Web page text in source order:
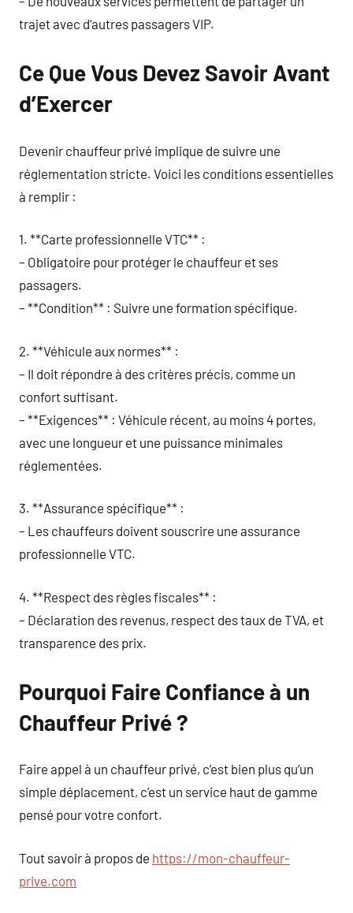
trajet avec d’autres passagers VIP.
Ce Que Vous Devez Savoir Avant
d’Exercer
Devenir chauffeur privé implique de suivre une
réglementation stricte. Voici les conditions essentielles
à remplir :
1. **Carte professionnelle VTC** :
– Obligatoire pour protéger le chauffeur et ses
passagers.
– **Condition** : Suivre une formation spécifique.
2. **Véhicule aux normes** :
– Il doit répondre à des critères précis, comme un
confort suffisant.
– **Exigences** : Véhicule récent, au moins 4 portes,
avec une longueur et une puissance minimales
réglementées.
3. **Assurance spécifique** :
– Les chauffeurs doivent souscrire une assurance
professionnelle VTC.
4. **Respect des règles fiscales** :
– Déclaration des revenus, respect des taux de TVA, et
transparence des prix.
Pourquoi Faire Confiance à un
Chauffeur Privé ?
Faire appel à un chauffeur privé, c’est bien plus qu’un
simple déplacement, c’est un service haut de gamme
pensé pour votre confort.
Tout savoir à propos de https://mon-chauffeur-
prive.com